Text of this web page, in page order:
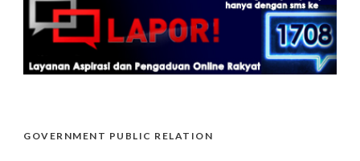
GOVERNMENT PUBLIC RELATION